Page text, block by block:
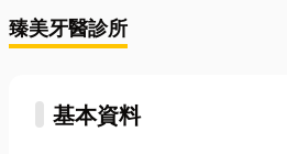
臻美牙醫診所
基本資料